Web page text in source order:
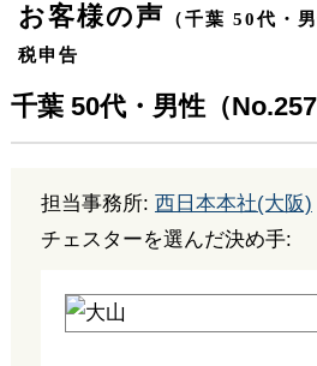
お客様の声
（千葉 50代・
税申告
千葉 50代・男性（No.257
担当事務所: 西日本本社(大阪)
チェスターを選んだ決め手: